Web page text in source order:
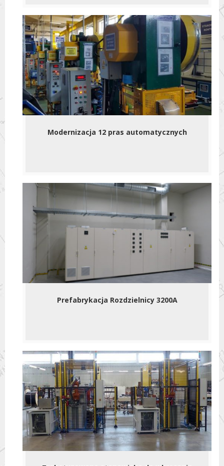
Modernizacja 12 pras automatycznych
Prefabrykacja Rozdzielnicy 3200A